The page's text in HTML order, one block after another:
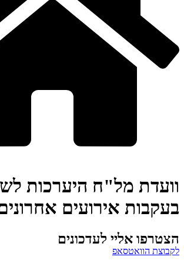
וועדת מל"ח היערכות
בעקבות אירועים
הצטרפו אליי לעדכונים
לקבוצת הוואטסאפ